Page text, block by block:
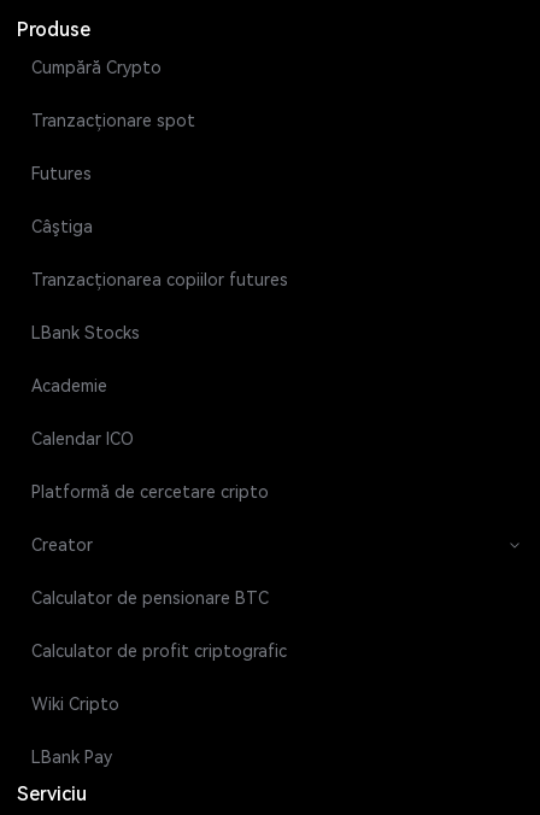
Produse
Cumpără Crypto
Tranzacționare spot
Futures
Câştiga
Tranzacționarea copiilor futures
LBank Stocks
Academie
Calendar ICO
Platformă de cercetare cripto
Creator
Calculator de pensionare BTC
Calculator de profit criptografic
Wiki Cripto
LBank Pay
Serviciu